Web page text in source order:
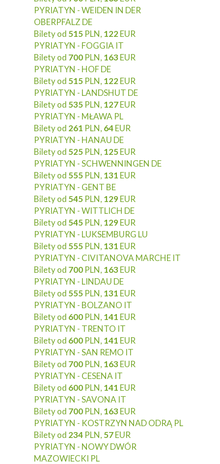
PYRIATYN - WEIDEN IN DER
OBERPFALZ DE
Bilety od 515 PLN, 122EUR
PYRIATYN - FOGGIA IT
Bilety od 700 PLN, 163EUR
PYRIATYN - HOF DE
Bilety od 515 PLN, 122EUR
PYRIATYN - LANDSHUT DE
Bilety od 535 PLN, 127EUR
PYRIATYN - MŁAWA PL
Bilety od 261 PLN, 64EUR
PYRIATYN - HANAU DE
Bilety od 525 PLN, 125EUR
PYRIATYN - SCHWENNINGEN DE
Bilety od 555 PLN, 131 EUR
PYRIATYN - GENT BE
Bilety od 545 PLN, 129EUR
PYRIATYN - WITTLICH DE
Bilety od 545 PLN, 129EUR
PYRIATYN - LUKSEMBURG LU
Bilety od 555 PLN, 131 EUR
PYRIATYN - CIVITANOVA MARCHE IT
Bilety od 700 PLN, 163EUR
PYRIATYN - LINDAU DE
Bilety od 555 PLN, 131 EUR
PYRIATYN - BOLZANO IT
Bilety od 600 PLN, 141 EUR
PYRIATYN - TRENTO IT
Bilety od 600 PLN, 141 EUR
PYRIATYN - SAN REMO IT
Bilety od 700 PLN, 163EUR
PYRIATYN - CESENA IT
Bilety od 600 PLN, 141 EUR
PYRIATYN - SAVONA IT
Bilety od 700 PLN, 163EUR
PYRIATYN - KOSTRZYN NAD ODRĄ PL
Bilety od 234 PLN, 57EUR
PYRIATYN - NOWY DWÓR
MAZOWIECKI PL